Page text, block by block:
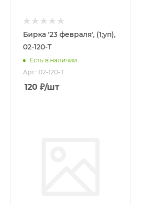
Бирка '23 февраля', (1;уп),
02-120-T
Есть в наличии
Арт.: 02-120-T
120₽/шт